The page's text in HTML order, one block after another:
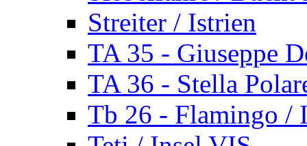
Streiter / Istrien
TA 35 - Giuseppe
TA 36 - Stella
Tb 26 - Flamingo /